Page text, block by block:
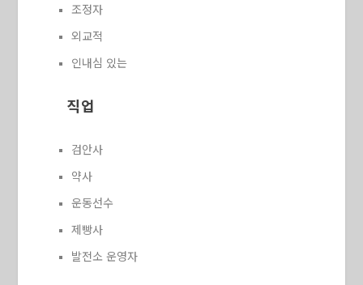
조정자
외교적
인내심 있는
직업
검안사
약사
운동선수
제빵사
발전소 운영자